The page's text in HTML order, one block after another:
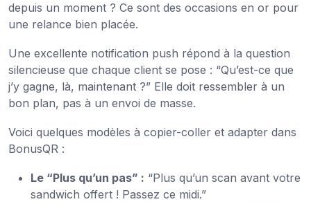
depuis un moment ? Ce sont des occasions en or pour
une relance bien placée.
Une excellente notification push répond à la question
silencieuse que chaque client se pose : “Qu’est-ce que
j’y gagne, là, maintenant ?” Elle doit ressembler à un
bon plan, pas à un envoi de masse.
Voici quelques modèles à copier-coller et adapter dans
BonusQR :
Le “Plus qu’un pas” : “Plus qu’un scan avant votre
sandwich offert ! Passez ce midi.”